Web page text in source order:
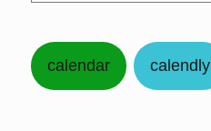
calendar calendly